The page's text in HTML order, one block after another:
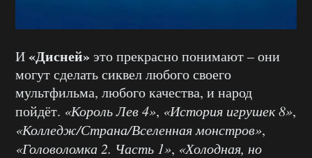
И«Дисней»это прекрасно понимают – они
могут сделать сиквел любого своего
мультфильма, любого качества, и народ
пойдёт. «Король Лев 4», «История игрушек 8»,
«Колледж/Страна/Вселенная монстров»,
«Головоломка 2. Часть 1», «Холодная, но